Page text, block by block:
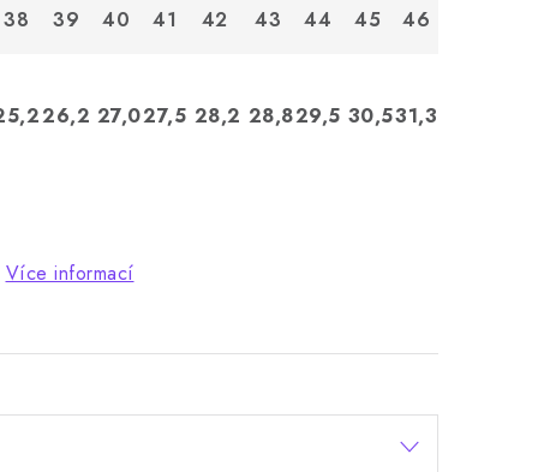
38 39 40 41 42 43 44 45 46
26,2 27,027,5 28,2 28,829,5 30,531,3
Více informací